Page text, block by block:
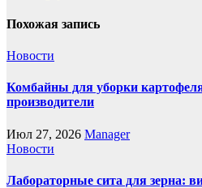
Похожая запись
Новости
Комбайны для уборки
производители
Июл 27, 2026 Manager
Новости
Лабораторные сита для зерна: